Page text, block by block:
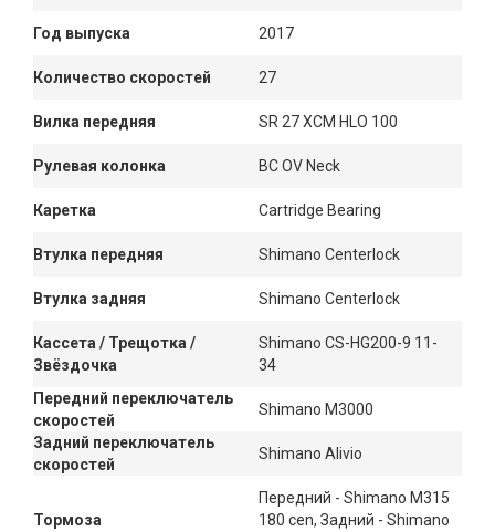
Год выпуска 2017
Количество скоростей 27
Вилка передняя SR 27 XCM HLO 100
Рулевая колонка BC OV Neck
Каретка Cartridge Bearing
Втулка передняя Shimano Centerlock
Втулка задняя Shimano Centerlock
Кассета / Трещотка /
Звёздочка
Shimano CS-HG200-9 11-
34
Передний переключатель
скоростей
Shimano M3000
Задний переключатель
скоростей
Shimano Alivio
Тормоза
Передний - Shimano M315
180 cen, Задний - Shimano